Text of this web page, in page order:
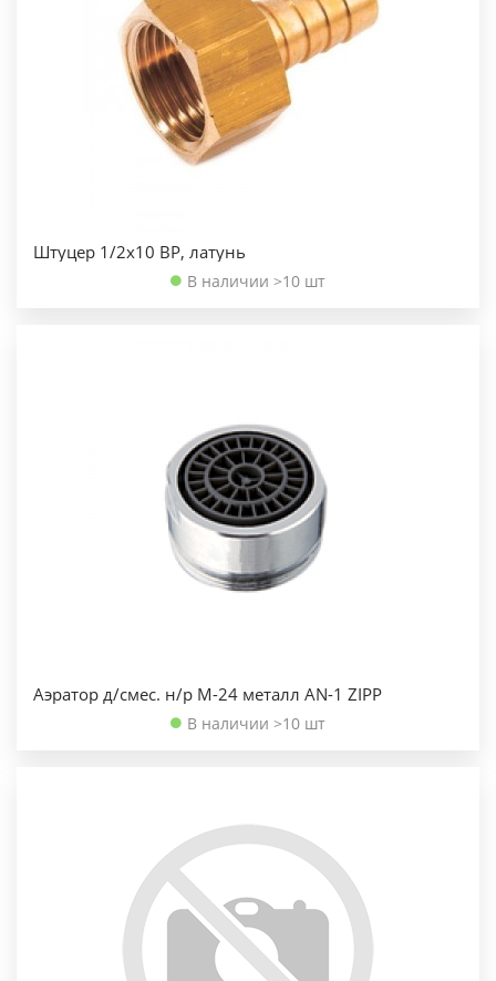
Штуцер 1/2х10 ВР, латунь
В наличии >10 шт
Аэратор д/смес. н/р M-24 металл AN-1 ZIPP
В наличии >10 шт